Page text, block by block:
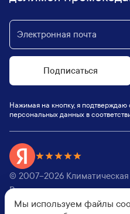
Подписаться
Нажимая на кнопку, я подтверждаю
персональных данных в
© 2007–2026
Все права защищены,
Оферта|Пользовательское
Мы используем файлы